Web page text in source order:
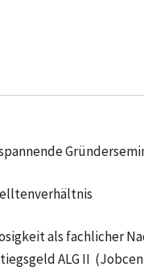
als fachlicher
ALG II